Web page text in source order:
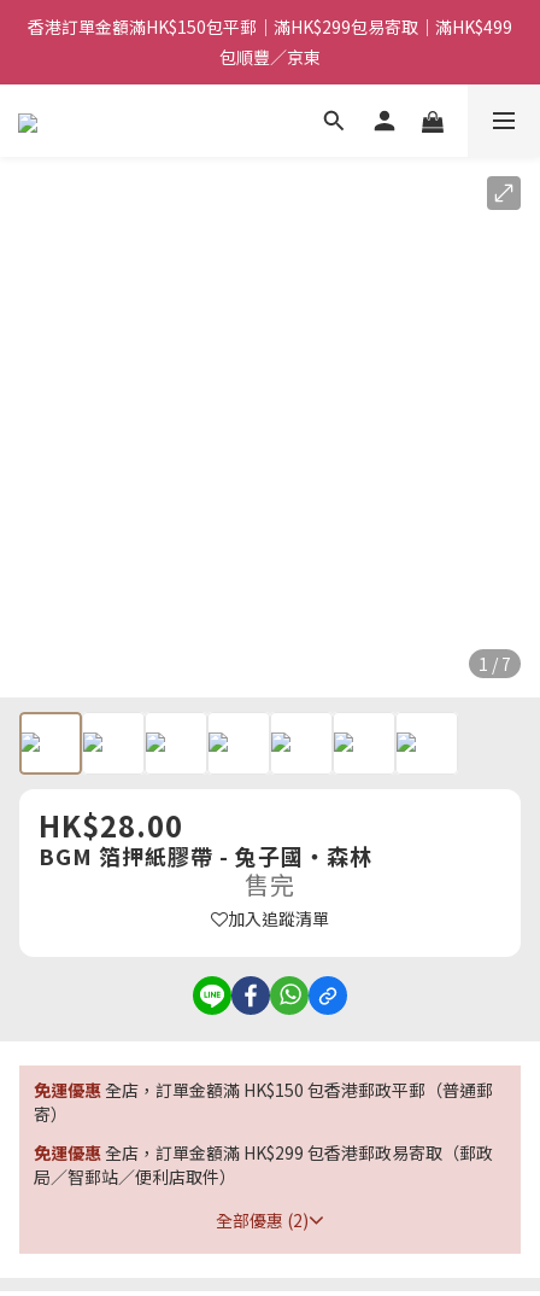
香港訂單金額滿HK$150包平郵｜滿HK$299包易寄取｜滿HK$499
包順豐／京東
香港訂單金額滿HK$150包平郵｜滿HK$299包易寄取｜滿HK$499
包順豐／京東
【網店限定！】指定清貨商品每消費HK$100即享購物金HK$50回
香港訂單金額滿HK$150包平郵｜滿HK$299包易寄取｜滿HK$499
1 / 7
HK$28.00
BGM 箔押紙膠帶 - 兔子國・森林
售完
加入追蹤清單
免運優惠全店，訂單金額滿 HK$150 包香港郵政平郵（普通郵
寄）
免運優惠全店，訂單金額滿 HK$299 包香港郵政易寄取（郵政
局／智郵站／便利店取件）
全部優惠 (2)